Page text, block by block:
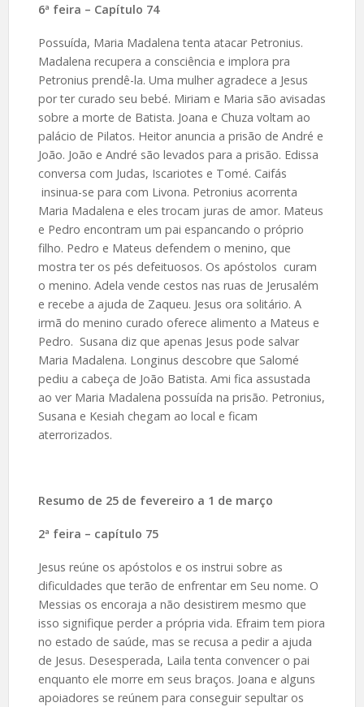
6ª feira – Capítulo 74
Possuída, Maria Madalena tenta atacar Petronius.
Madalena recupera a consciência e implora pra
Petronius prendê-la. Uma mulher agradece a Jesus
por ter curado seu bebé. Miriam e Maria são avisadas
sobre a morte de Batista. Joana e Chuza voltam ao
palácio de Pilatos. Heitor anuncia a prisão de André e
João. João e André são levados para a prisão. Edissa
conversa com Judas, Iscariotes e Tomé. Caifás
insinua-se para com Livona. Petronius acorrenta
Maria Madalena e eles trocam juras de amor. Mateus
e Pedro encontram um pai espancando o próprio
filho. Pedro e Mateus defendem o menino, que
mostra ter os pés defeituosos. Os apóstolos curam
o menino. Adela vende cestos nas ruas de Jerusalém
e recebe a ajuda de Zaqueu. Jesus ora solitário. A
irmã do menino curado oferece alimento a Mateus e
Pedro. Susana diz que apenas Jesus pode salvar
Maria Madalena. Longinus descobre que Salomé
pediu a cabeça de João Batista. Ami fica assustada
ao ver Maria Madalena possuída na prisão. Petronius,
Susana e Kesiah chegam ao local e ficam
aterrorizados.
Resumo de 25 de fevereiro a 1 de março
2ª feira – capítulo 75
Jesus reúne os apóstolos e os instrui sobre as
dificuldades que terão de enfrentar em Seu nome. O
Messias os encoraja a não desistirem mesmo que
isso signifique perder a própria vida. Efraim tem piora
no estado de saúde, mas se recusa a pedir a ajuda
de Jesus. Desesperada, Laila tenta convencer o pai
enquanto ele morre em seus braços. Joana e alguns
apoiadores se reúnem para conseguir sepultar os